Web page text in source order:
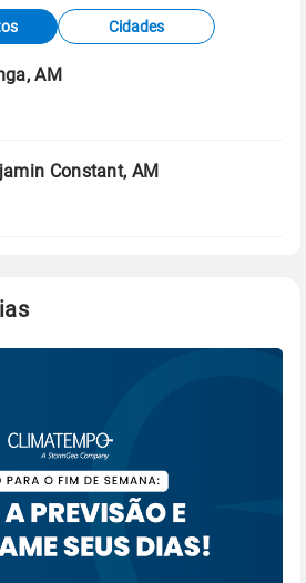
de estações
do Centro de Previsão
Climáticos (CPTEC).
sobre os dados
Cidades
AM
Constant, AM